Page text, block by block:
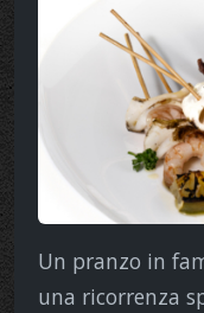
Un pranzo in
una ricorrenza